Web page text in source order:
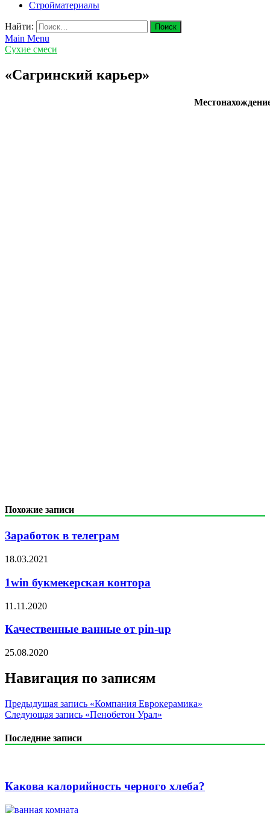
Стройматериалы
Найти:
Main Menu
Сухие смеси
«Сагринский карьер»
Похожие записи
Заработок в телеграм
18.03.2021
1win букмекерская контора
11.11.2020
Качественные ванные от pin-up
25.08.2020
Навигация по записям
Предыдущая запись «Компания Еврокерамика»
Следующая запись «Пенобетон Урал»
Последние записи
Какова калорийность черного хлеба?